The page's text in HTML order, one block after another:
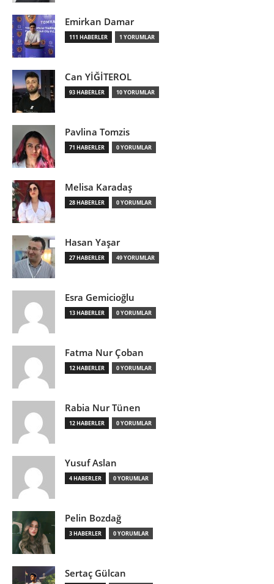
Emirkan Damar
111 HABERLER 1 YORUMLAR
Can YİĞİTEROL
93 HABERLER 10 YORUMLAR
Pavlina Tomzis
71 HABERLER 0 YORUMLAR
Melisa Karadaş
28 HABERLER 0 YORUMLAR
Hasan Yaşar
27 HABERLER 49 YORUMLAR
Esra Gemicioğlu
13 HABERLER 0 YORUMLAR
Fatma Nur Çoban
12 HABERLER 0 YORUMLAR
Rabia Nur Tünen
12 HABERLER 0 YORUMLAR
Yusuf Aslan
4 HABERLER 0 YORUMLAR
Pelin Bozdağ
3 HABERLER 0 YORUMLAR
Sertaç Gülcan